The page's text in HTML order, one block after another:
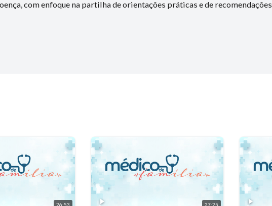
com enfoque na partilha de orientações práticas e de recomendações
26:53 27:25